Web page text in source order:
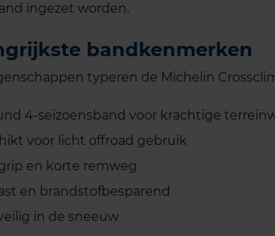
ingezet worden.
bandkenmerken
typeren de Michelin
4-seizoensband voor krachtige
voor licht offroad gebruik
en korte remweg
en brandstofbesparend
in de sneeuw